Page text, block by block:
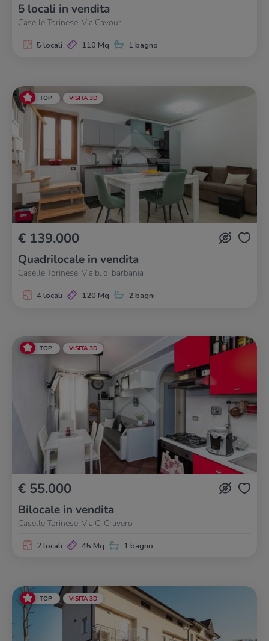
5 locali in vendita
Caselle Torinese, Via Cavour
5 locali 110 Mq 1 bagno
TOP VISITA 3D
€ 139.000
Quadrilocale in vendita
Caselle Torinese, Via b. di barbania
4 locali 120 Mq 2 bagni
TOP VISITA 3D
€ 55.000
Bilocale in vendita
Caselle Torinese, Via C. Cravero
2 locali 45 Mq 1 bagno
TOP VISITA 3D